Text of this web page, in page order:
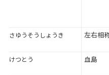
さゆうそうしょうき 左右相
けつとう 血島